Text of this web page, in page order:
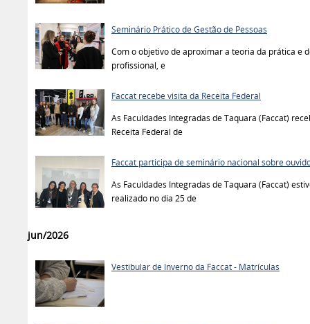
Seminário Prático de Gestão de Pessoas
Com o objetivo de aproximar a teoria da prática e
profissional, e
Faccat recebe visita da Receita Federal
As Faculdades Integradas de Taquara (Faccat)
Receita Federal de
Faccat participa de seminário nacional sobre
As Faculdades Integradas de Taquara (Faccat)
realizado no dia 25 de
jun/2026
Vestibular de Inverno da Faccat - Matrículas